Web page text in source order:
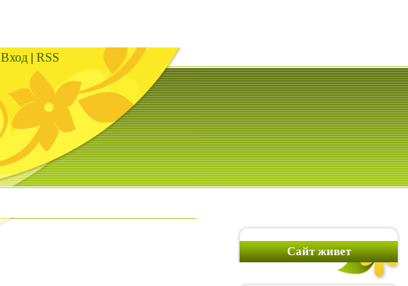
Вход | RSS
Сайт живет